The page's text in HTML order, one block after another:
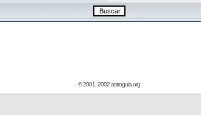
© 2001, 2002 astroguia.org